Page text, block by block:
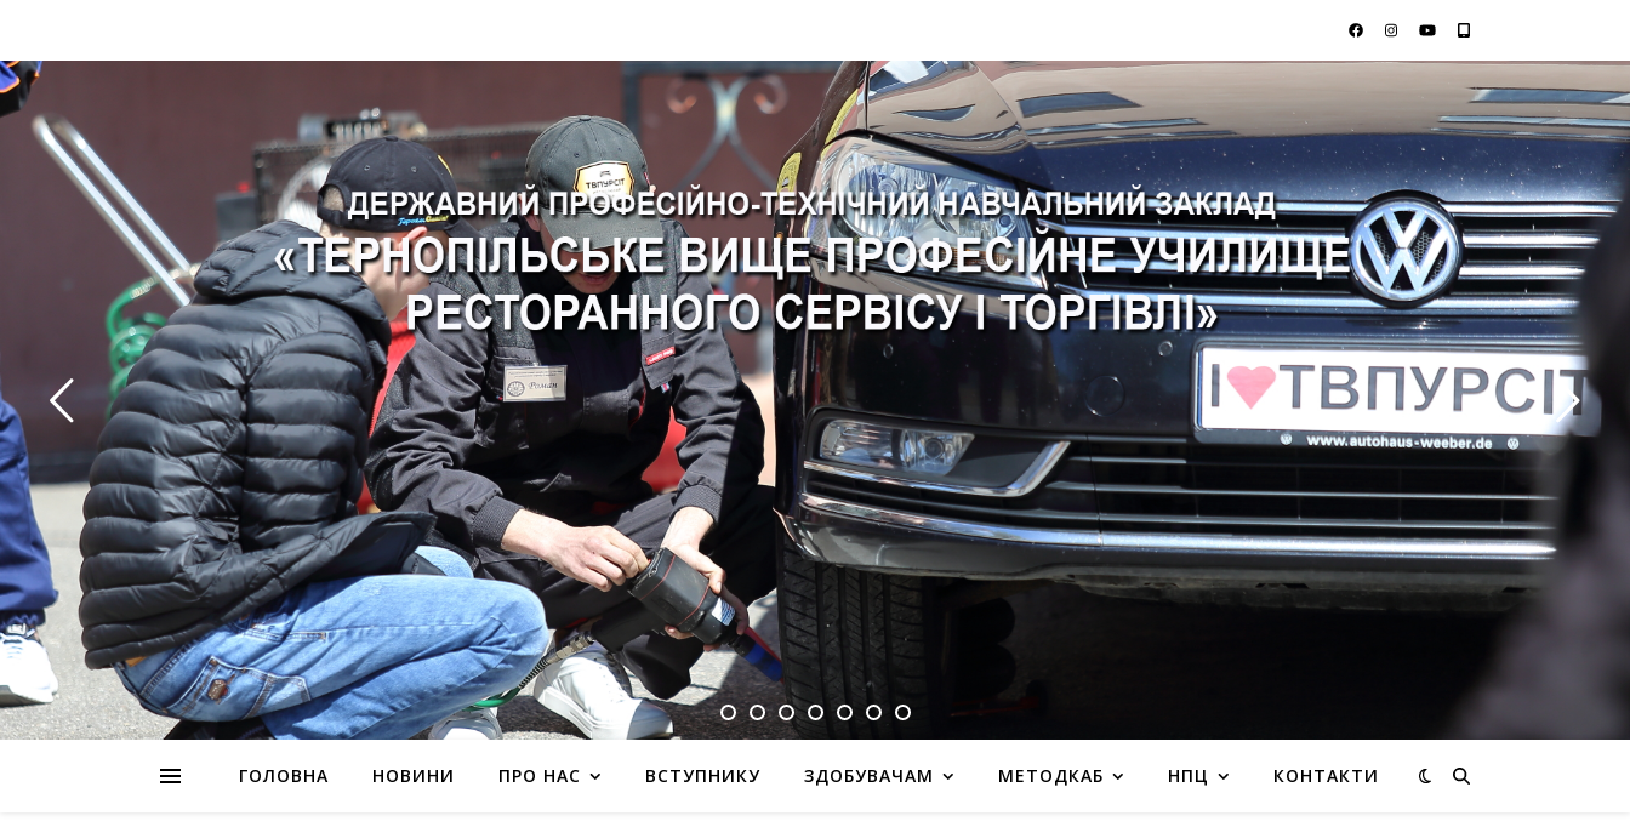
ГОЛОВНА НОВИНИ ПРО НАС ВСТУПНИКУ ЗДОБУВАЧАМ МЕТОДКАБ НПЦ КОНТАКТИ